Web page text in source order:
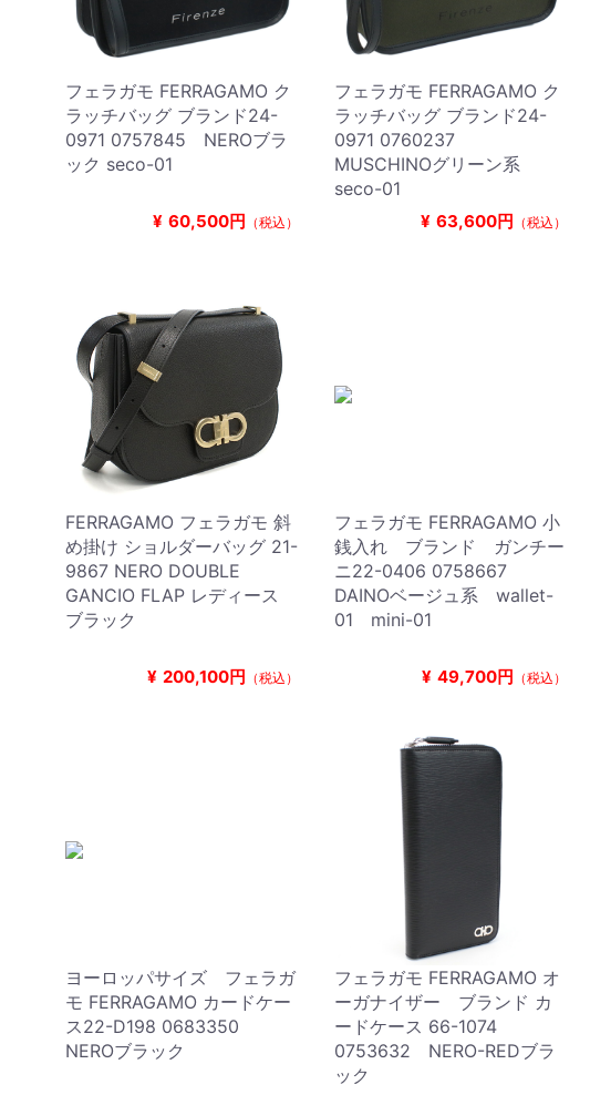
フェラガモ FERRAGAMO ク
ラッチバッグ ブランド24-
0971 0757845 NEROブラ
ック seco-01
¥ 60,500円 （税込）
フェラガモ FERRAGAMO ク
ラッチバッグ ブランド24-
0971 0760237
MUSCHINOグリーン系
seco-01
¥ 63,600円 （税込）
FERRAGAMO フェラガモ 斜
め掛け ショルダーバッグ 21-
9867 NERO DOUBLE
GANCIO FLAP レディース
ブラック
¥ 200,100円 （税込）
フェラガモ FERRAGAMO 小
銭入れ ブランド ガンチー
ニ22-0406 0758667
DAINOベージュ系 wallet-
01 mini-01
¥ 49,700円 （税込）
ヨーロッパサイズ フェラガ
モ FERRAGAMO カードケー
ス22-D198 0683350
NEROブラック
フェラガモ FERRAGAMO オ
ーガナイザー ブランド カ
ードケース 66-1074
0753632 NERO-REDブラ
ック